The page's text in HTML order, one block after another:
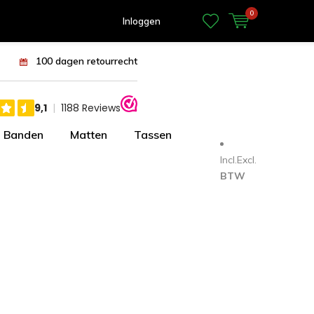
Inloggen
0
100 dagen retourrecht
Banden Matten Tassen
Incl.Excl.
BTW